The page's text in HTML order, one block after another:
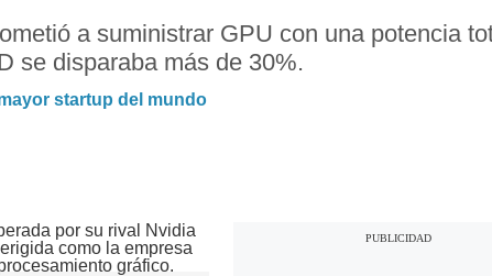
a suministrar GPU con una potencia
se disparaba más de 30%.
startup del mundo